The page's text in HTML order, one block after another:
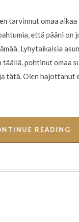
tarvinnut omaa
että pääni on
Lyhytaikaisia
pohtinut omaa
tätä. Olen
READING